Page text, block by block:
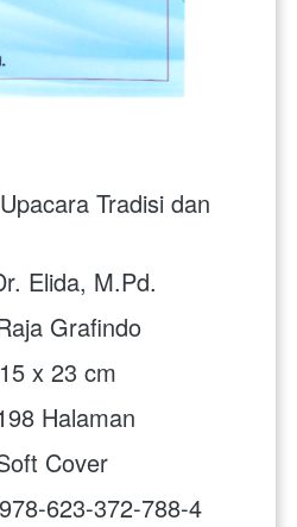
Tradisi dan
Elida, M.Pd.
Grafindo
x 23 cm
Halaman
Cover
623-372-788-4